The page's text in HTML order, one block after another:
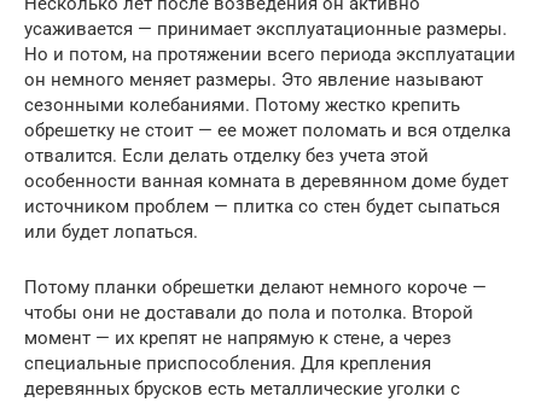
усаживается — принимает эксплуатационные размеры.
Но и потом, на протяжении всего периода эксплуатации
он немного меняет размеры. Это явление называют
сезонными колебаниями. Потому жестко крепить
обрешетку не стоит — ее может поломать и вся отделка
отвалится. Если делать отделку без учета этой
особенности ванная комната в деревянном доме будет
источником проблем — плитка со стен будет сыпаться
или будет лопаться.
Потому планки обрешетки делают немного короче —
чтобы они не доставали до пола и потолка. Второй
момент — их крепят не напрямую к стене, а через
специальные приспособления. Для крепления
деревянных брусков есть металлические уголки с